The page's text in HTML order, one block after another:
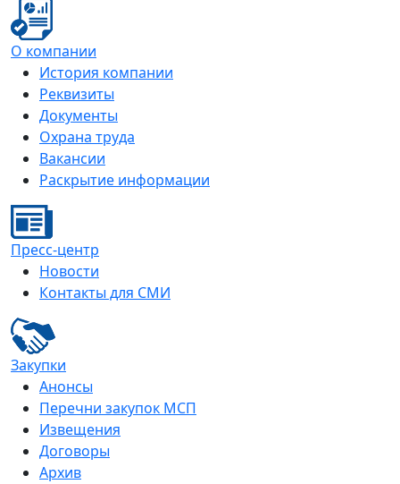
О компании
История компании
Реквизиты
Документы
Охрана труда
Вакансии
Раскрытие информации
Пресс-центр
Новости
Контакты для СМИ
Закупки
Анонсы
Перечни закупок МСП
Извещения
Договоры
Архив